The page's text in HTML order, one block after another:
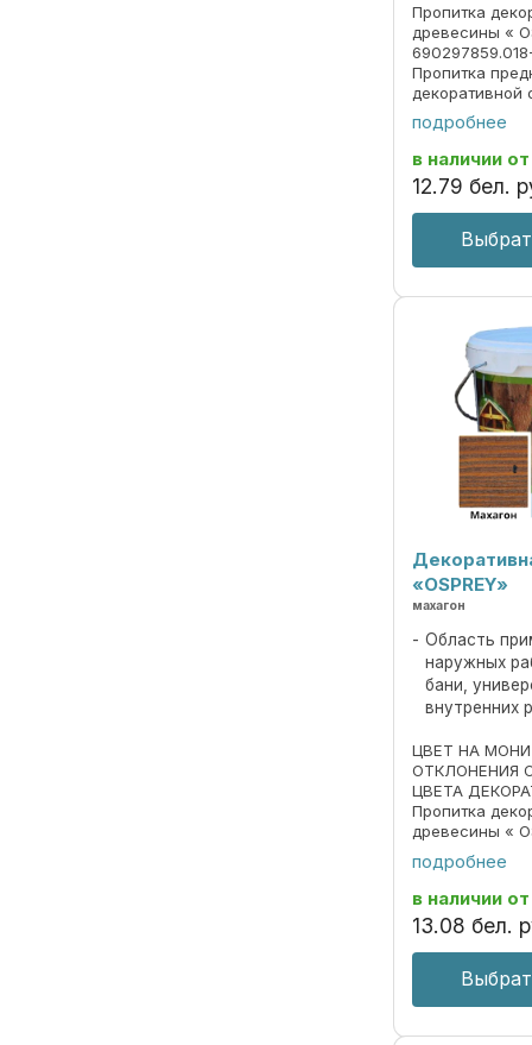
Пропитка
древесины «
Пропитка
декоративной
под ценные
атмосферных
подробнее
в наличии от
12.79 бел.
«OSPREY»
махагон
Область
наружных
бани,
внутренних
ЦВЕТ НА
ОТКЛОНЕНИЯ
ЦВЕТА
Пропитка
древесины «
Пропитка
декоративной
подробнее
в наличии от
13.08 бел.